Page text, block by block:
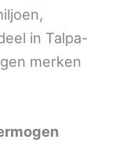
in Talpa-
merken